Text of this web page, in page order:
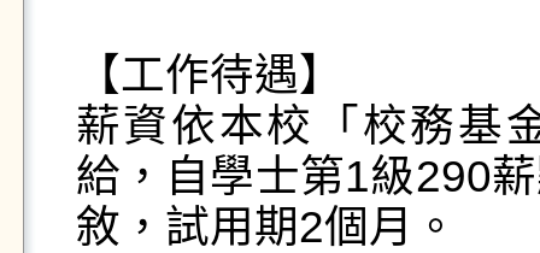
【工作待遇】
薪資依本校「校務基
給，自學士第1級290
敘，試用期2個月。